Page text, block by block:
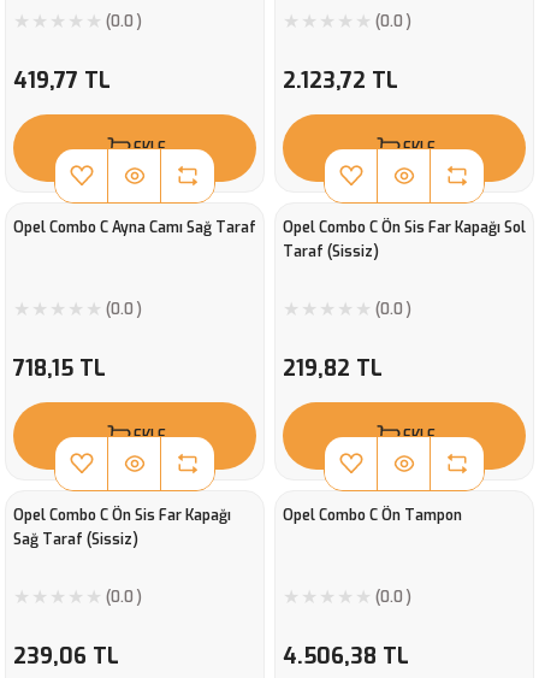
(0.0 )
419,77 TL
EKLE
(0.0 )
2.123,72 TL
EKLE
Opel Combo C Ayna Camı Sağ Taraf
(0.0 )
718,15 TL
EKLE
Opel Combo C Ön Sis Far Kapağı Sol
Taraf (Sissiz)
(0.0 )
219,82 TL
EKLE
Opel Combo C Ön Sis Far Kapağı
Sağ Taraf (Sissiz)
(0.0 )
239,06 TL
Opel Combo C Ön Tampon
(0.0 )
4.506,38 TL